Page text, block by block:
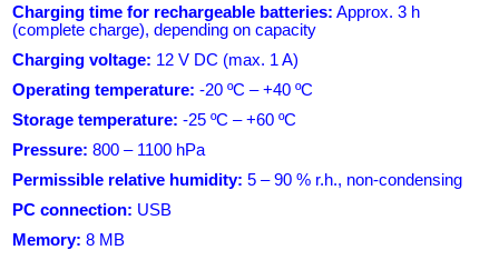
Charging time for rechargeable batteries: Approx. 3 h
(complete charge), depending on capacity
Charging voltage: 12 V DC (max. 1 A)
Operating temperature: -20 ºC – +40 ºC
Storage temperature: -25 ºC – +60 ºC
Pressure:800 – 1100 hPa
Permissible relative humidity: 5 – 90 % r.h., non-condensing
PC connection: USB
Memory: 8 MB